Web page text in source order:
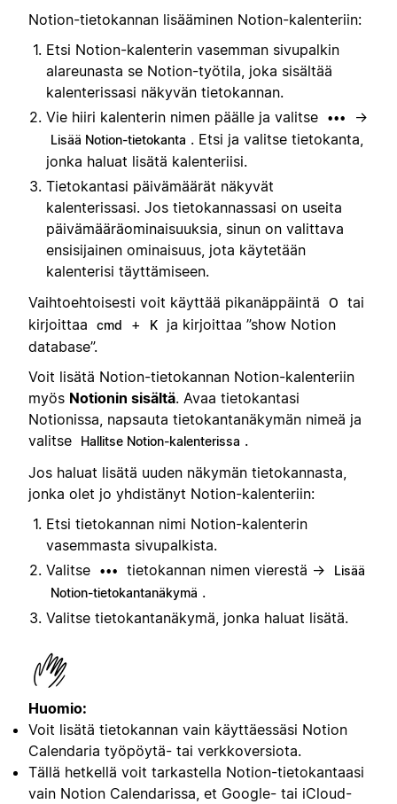
Notion-tietokannan lisääminen Notion-kalenteriin:
Etsi Notion-kalenterin vasemman sivupalkin
alareunasta se Notion-työtila, joka sisältää
kalenterissasi näkyvän tietokannan.
Vie hiiri kalenterin nimen päälle ja valitse
••• →
Lisää Notion-tietokanta . Etsi ja valitse tietokanta,
jonka haluat lisätä kalenteriisi.
Tietokantasi päivämäärät näkyvät
kalenterissasi. Jos tietokannassasi on useita
päivämääräominaisuuksia, sinun on valittava
ensisijainen ominaisuus, jota käytetään
kalenterisi täyttämiseen.
Vaihtoehtoisesti voit käyttää pikanäppäintä
O
tai
kirjoittaa
cmd + K
ja kirjoittaa ”show Notion
database”.
Voit lisätä Notion-tietokannan Notion-kalenteriin
myös Notionin sisältä. Avaa tietokantasi
Notionissa, napsauta tietokantanäkymän nimeä ja
valitse
Hallitse Notion-kalenterissa .
Jos haluat lisätä uuden näkymän tietokannasta,
jonka olet jo yhdistänyt Notion-kalenteriin:
Etsi tietokannan nimi Notion-kalenterin
vasemmasta sivupalkista.
Valitse
••• tietokannan nimen vierestä →
Lisää
Notion-tietokantanäkymä .
Valitse tietokantanäkymä, jonka haluat lisätä.
Huomio:
Voit lisätä tietokannan vain käyttäessäsi Notion
Calendaria työpöytä- tai verkkoversiota.
Tällä hetkellä voit tarkastella Notion-tietokantaasi
vain Notion Calendarissa, et Google- tai iCloud-